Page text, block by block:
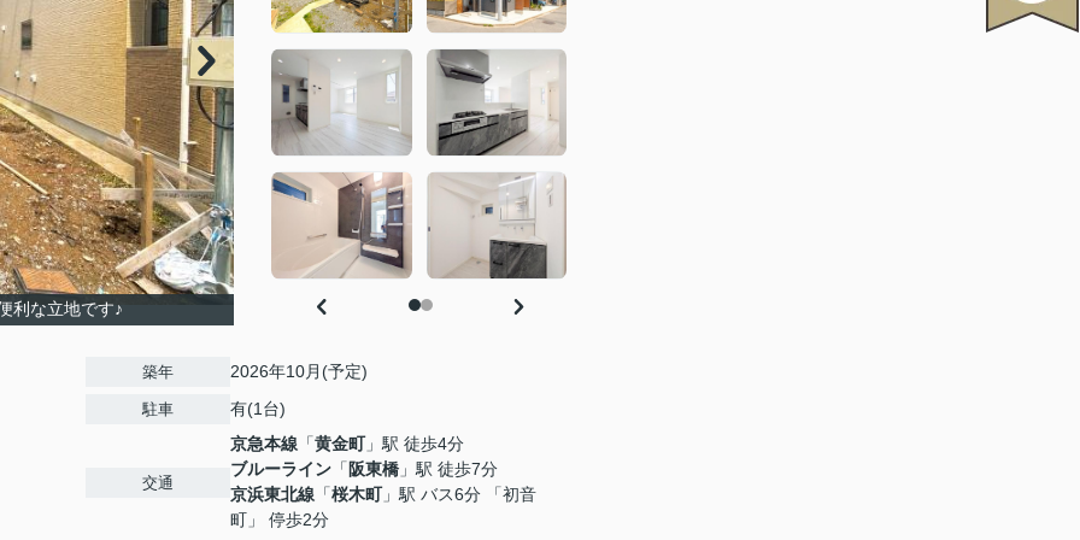
利な立地です♪
築年 2026年10月(予定)
駐車 有(1台)
交通
京急本線 「黄金町」駅 徒歩4分
ブルーライン 「 阪東橋 」駅 徒歩7分
京浜東北線 「桜木町」駅 バス6分 「初音
町」 停歩2分